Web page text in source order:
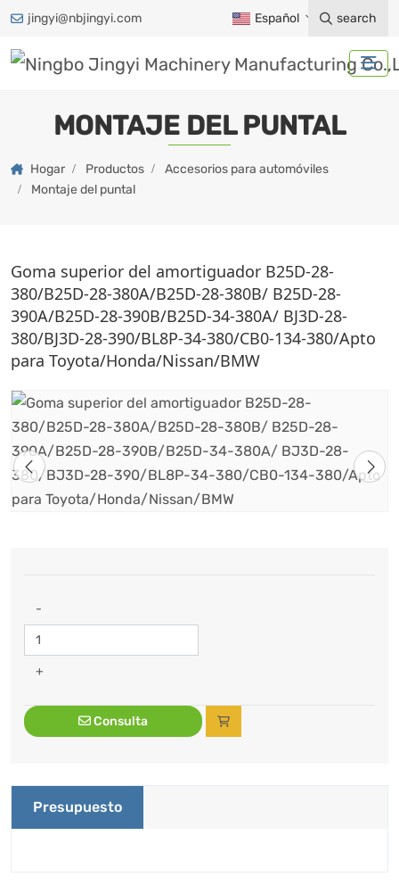
jingyi@nbjingyi.com Español search
MONTAJE DEL PUNTAL
Hogar Productos
Accesorios para automóviles
Montaje del puntal
Goma superior del amortiguador B25D-28-
380/B25D-28-380A/B25D-28-380B/ B25D-28-
390A/B25D-28-390B/B25D-34-380A/ BJ3D-28-
380/BJ3D-28-390/BL8P-34-380/CB0-134-380/Apto
para Toyota/Honda/Nissan/BMW
-
+
Consulta
Presupuesto